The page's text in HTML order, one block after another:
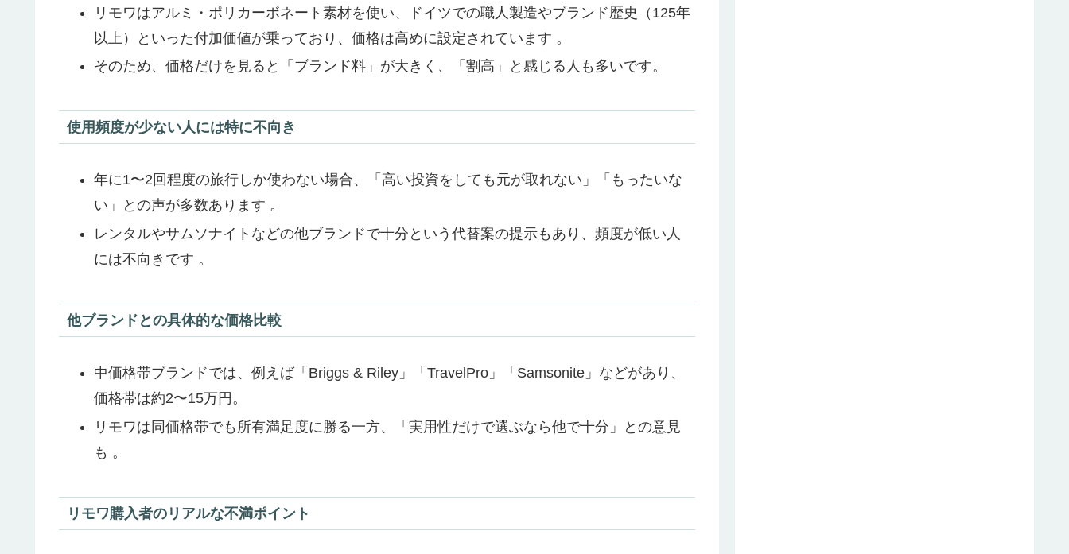
リモワはアルミ・ポリカーボネート素材を使い、ドイツでの職人製造やブランド歴史（125年
以上）といった付加価値が乗っており、価格は高めに設定されています 。
そのため、価格だけを見ると「ブランド料」が大きく、「割高」と感じる人も多いです。
使用頻度が少ない人には特に不向き
年に1〜2回程度の旅行しか使わない場合、「高い投資をしても元が取れない」「もったいな
い」との声が多数あります 。
レンタルやサムソナイトなどの他ブランドで十分という代替案の提示もあり、頻度が低い人
には不向きです 。
他ブランドとの具体的な価格比較
中価格帯ブランドでは、例えば「Briggs & Riley」「TravelPro」「Samsonite」などがあり、
価格帯は約2〜15万円。
リモワは同価格帯でも所有満足度に勝る一方、「実用性だけで選ぶなら他で十分」との意見
も 。
リモワ購入者のリアルな不満ポイント